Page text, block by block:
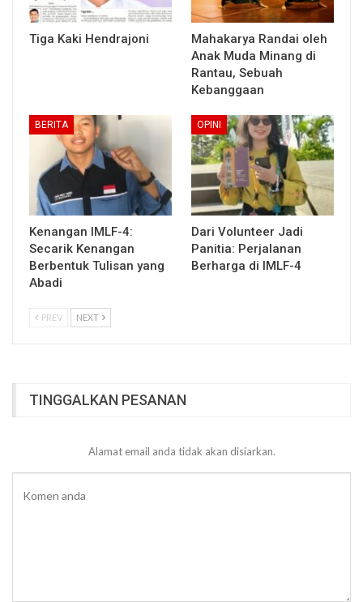
Tiga Kaki Hendrajoni
Mahakarya Randai oleh
Anak Muda Minang di
Rantau, Sebuah
Kebanggaan
BERITA
Kenangan IMLF-4:
Secarik Kenangan
Berbentuk Tulisan yang
Abadi
OPINI
Dari Volunteer Jadi
Panitia: Perjalanan
Berharga di IMLF-4
PREV NEXT
TINGGALKAN PESANAN
Alamat email anda tidak akan disiarkan.